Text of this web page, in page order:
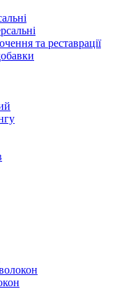
та реставрації